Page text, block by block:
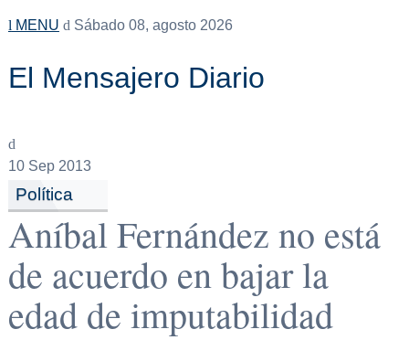
MENU Sábado 08, agosto 2026
El Mensajero Diario
10Sep 2013
Política
Aníbal Fernández no está
de acuerdo en bajar la
edad de imputabilidad